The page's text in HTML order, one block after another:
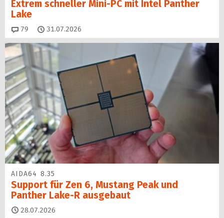
Extrem schneller Mini-PC mit Intel Panther
Lake
79 Kommentare
31.07.2026
AIDA64 8.35
Support für Zen 6, Mustang Peak und
Panther Lake-R ausgebaut
28.07.2026